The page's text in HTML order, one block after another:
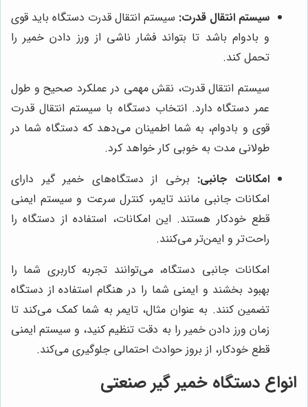
سیستم انتقال قدرت: سیستم انتقال قدرت دستگاه باید قوی
و بادوام باشد تا بتواند فشار ناشی از ورز دادن خمیر را
تحمل کند.
سیستم انتقال قدرت، نقش مهمی در عملکرد صحیح و طول
عمر دستگاه دارد. انتخاب دستگاه با سیستم انتقال قدرت
قوی و بادوام، به شما اطمینان می‌دهد که دستگاه شما در
طولانی مدت به خوبی کار خواهد کرد.
امکانات جانبی: برخی از دستگاه‌های خمیر گیر دارای
امکانات جانبی مانند تایمر، کنترل سرعت و سیستم ایمنی
قطع خودکار هستند. این امکانات، استفاده از دستگاه را
راحت‌تر و ایمن‌تر می‌کنند.
امکانات جانبی دستگاه، می‌توانند تجربه کاربری شما را
بهبود بخشند و ایمنی شما را در هنگام استفاده از دستگاه
تضمین کنند. به عنوان مثال، تایمر به شما کمک می‌کند تا
زمان ورز دادن خمیر را به دقت تنظیم کنید، و سیستم ایمنی
قطع خودکار، از بروز حوادث احتمالی جلوگیری می‌کند.
انواع دستگاه خمیر گیر صنعتی